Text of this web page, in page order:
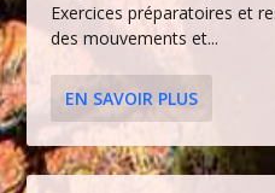
Exercices préparatoires et
des mouvements et...
EN SAVOIR PLUS